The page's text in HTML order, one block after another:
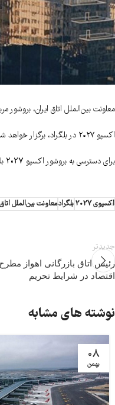
معاونت بین‌الملل اتاق ایران، بروشور مربوط به اکسپوی 2027 که قرار است در بلگراد
اکسپو ۲۰۲۷ در بلگراد، برگزار خواهد شد. معاونت بین‌الملل اتاق ایران بروشور مربوط به این رویداد مهم را در دسترس علاقه‌مندان قرار داده است.
برای دسترسی به بروشور اکسپو 2027 بلگراد
اکسپوی 2027 بلگرادمعاونت بین‌الملل
جدیدتر
رئیس اتاق بازرگانی اهواز
اقتصاد در شرایط تحریم
نوشته های مشابه
08
بهمن